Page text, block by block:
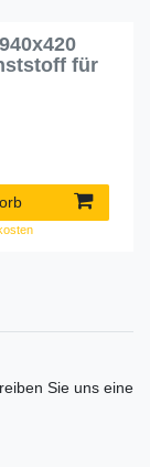
für
Sie uns eine